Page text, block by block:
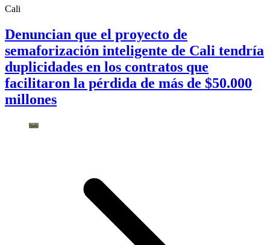
Cali
Denuncian que el proyecto de
semaforización inteligente de Cali tendría
duplicidades en los contratos que
facilitaron la pérdida de más de $50.000
millones